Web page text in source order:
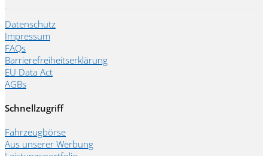
Datenschutz
Impressum
FAQs
Barrierefreiheitserklärung
EU Data Act
AGBs
Schnellzugriff
Fahrzeugbörse
Aus unserer Werbung